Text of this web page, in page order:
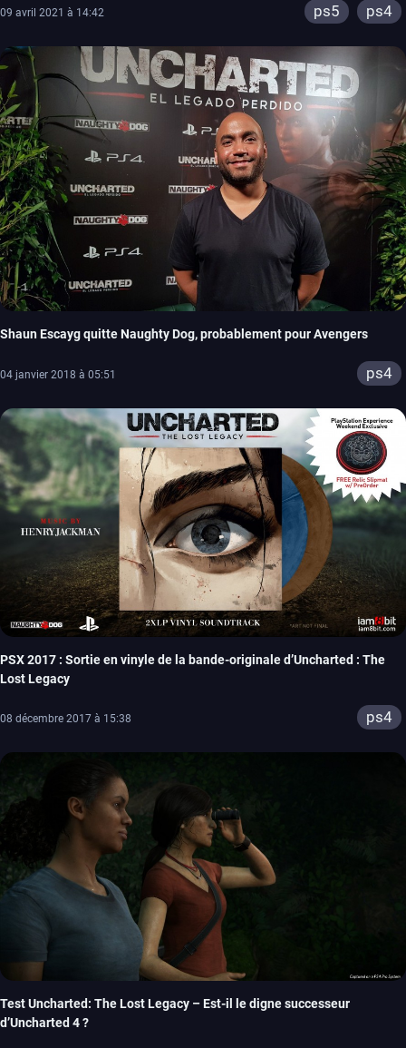
09 avril 2021 à 14:42 ps5 ps4
Shaun Escayg quitte Naughty Dog, probablement pour Avengers
04 janvier 2018 à 05:51 ps4
PSX 2017 : Sortie en vinyle de la bande-originale d’Uncharted : The
Lost Legacy
08 décembre 2017 à 15:38 ps4
Test Uncharted: The Lost Legacy – Est-il le digne successeur
d’Uncharted 4 ?